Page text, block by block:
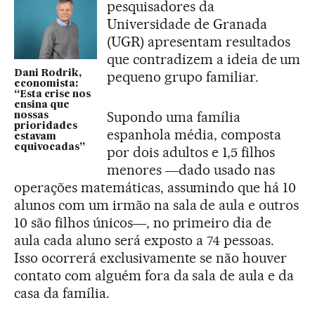
Dani Rodrik,
economista:
“Esta crise nos
ensina que
nossas
prioridades
estavam
equivocadas”
pesquisadores da
Universidade de Granada
(UGR) apresentam resultados
que contradizem a ideia de um
pequeno grupo familiar.
Supondo uma família
espanhola média, composta
por dois adultos e 1,5 filhos
menores ―dado usado nas
operações matemáticas, assumindo que há 10
alunos com um irmão na sala de aula e outros
10 são filhos únicos―, no primeiro dia de
aula cada aluno será exposto a 74 pessoas.
Isso ocorrerá exclusivamente se não houver
contato com alguém fora da sala de aula e da
casa da família.